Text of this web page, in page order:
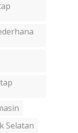
Selatan